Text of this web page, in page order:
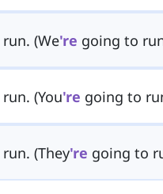
(We're going to
(You're going to
(They're going to